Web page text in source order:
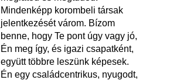
Mindenképp korombeli társak
jelentkezését várom. Bízom
benne, hogy Te pont úgy vagy jó,
Én meg így, és igazi csapatként,
együtt többre leszünk képesek.
Én egy családcentrikus, nyugodt,